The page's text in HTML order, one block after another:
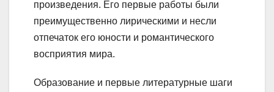
произведения. Его первые работы были
преимущественно лирическими и несли
отпечаток его юности и романтического
восприятия мира.
Образование и первые литературные шаги